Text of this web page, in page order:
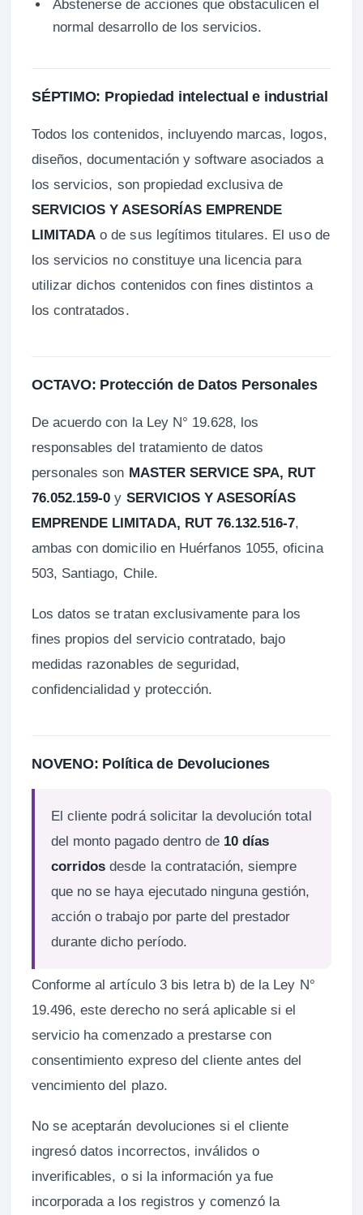
Abstenerse de acciones que obstaculicen el
normal desarrollo de los servicios.
SÉPTIMO: Propiedad intelectual e industrial
Todos los contenidos, incluyendo marcas, logos,
diseños, documentación y software asociados a
los servicios, son propiedad exclusiva de
SERVICIOS Y ASESORÍAS EMPRENDE
LIMITADA o de sus legítimos titulares. El uso de
los servicios no constituye una licencia para
utilizar dichos contenidos con fines distintos a
los contratados.
OCTAVO: Protección de Datos Personales
De acuerdo con la Ley N° 19.628, los
responsables del tratamiento de datos
personales son MASTER SERVICE SPA, RUT
76.052.159-0 y SERVICIOS Y ASESORÍAS
EMPRENDE LIMITADA, RUT 76.132.516-7,
ambas con domicilio en Huérfanos 1055, oficina
503, Santiago, Chile.
Los datos se tratan exclusivamente para los
fines propios del servicio contratado, bajo
medidas razonables de seguridad,
confidencialidad y protección.
NOVENO: Política de Devoluciones
El cliente podrá solicitar la devolución total
del monto pagado dentro de 10 días
corridos desde la contratación, siempre
que no se haya ejecutado ninguna gestión,
acción o trabajo por parte del prestador
durante dicho período.
Conforme al artículo 3 bis letra b) de la Ley N°
19.496, este derecho no será aplicable si el
servicio ha comenzado a prestarse con
consentimiento expreso del cliente antes del
vencimiento del plazo.
No se aceptarán devoluciones si el cliente
ingresó datos incorrectos, inválidos o
inverificables, o si la información ya fue
incorporada a los registros y comenzó la